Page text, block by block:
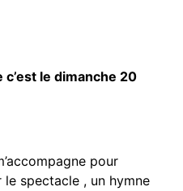
le dimanche 20
pour
spectacle , un hymne